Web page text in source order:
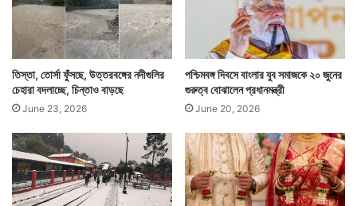
তিস্তা, তোর্সা ফুঁসছে, উত্তরবঙ্গের নদীগুলির
চেহারা বদলাচ্ছে, চিন্তাও বাড়ছে
June 23, 2026
পশ্চিমবঙ্গ দিবসে বাংলার যুব সমাজকে ২০ জুনের
গুরুত্ব বোঝালেন প্রধানমন্ত্রী
June 20, 2026